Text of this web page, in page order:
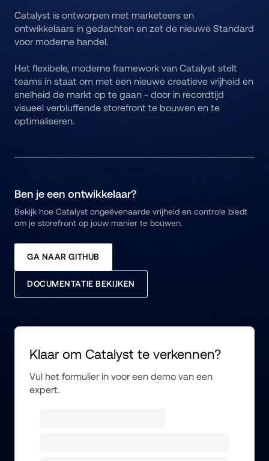
Catalyst is ontworpen met marketeers en
ontwikkelaars in gedachten en zet de nieuwe Standard
voor moderne handel.
Het flexibele, moderne framework van Catalyst stelt
teams in staat om met een nieuwe creatieve vrijheid en
snelheid de markt op te gaan - door in recordtijd
visueel verbluffende storefront te bouwen en te
optimaliseren.
Ben je een ontwikkelaar?
Bekijk hoe Catalyst ongeëvenaarde vrijheid en controle biedt
om je storefront op jouw manier te bouwen.
GA NAAR GITHUB
DOCUMENTATIE BEKIJKEN
Klaar om Catalyst te verkennen?
Vul het formulier in voor een demo van een
expert.